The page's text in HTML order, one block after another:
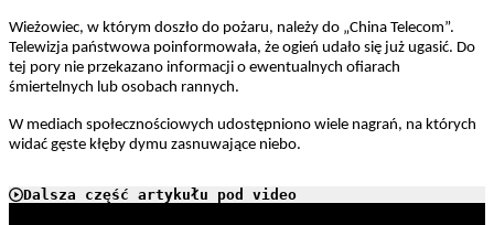
Wieżowiec, w którym doszło do pożaru, należy do „China Telecom”.
Telewizja państwowa poinformowała, że ogień udało się już ugasić. Do
tej pory nie przekazano informacji o ewentualnych ofiarach
śmiertelnych lub osobach rannych.
W mediach społecznościowych udostępniono wiele nagrań, na których
widać gęste kłęby dymu zasnuwające niebo.
Dalsza część artykułu pod video